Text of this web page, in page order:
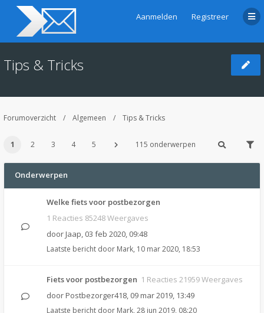
Aanmelden Registreer
Tips & Tricks
Forumoverzicht Algemeen Tips & Tricks
1 2 3 4 5 115 onderwerpen
Onderwerpen
Welke fiets voor postbezorgen
1 Reacties 85248 Weergaves
door Jaap, 03 feb 2020, 09:48
Laatste bericht door Mark, 10 mar 2020, 18:53
Fiets voor postbezorgen 1 Reacties 21959 Weergaves
door Postbezorger418, 09 mar 2019, 13:49
Laatste bericht door Mark, 28 jun 2019, 08:20